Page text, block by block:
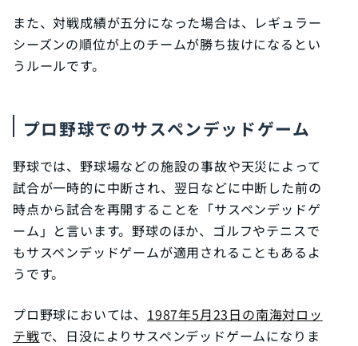
また、対戦成績が五分になった場合は、レギュラー
シーズンの順位が上のチームが勝ち抜けになるとい
うルールです。
プロ野球でのサスペンデッドゲーム
野球では、野球場などの施設の事故や天災によって
試合が一時的に中断され、翌日などに中断した前の
時点から試合を再開することを「サスペンデッドゲ
ーム」と言います。野球のほか、ゴルフやテニスで
もサスペンデッドゲームが適用されることもあるよ
うです。
プロ野球においては、 1987年5月23日の南海対ロッ
テ戦で、日没によりサスペンデッドゲームになりま